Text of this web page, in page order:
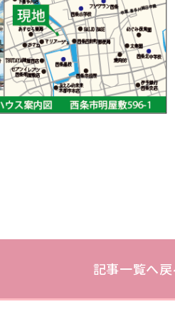
記事一覧へ戻